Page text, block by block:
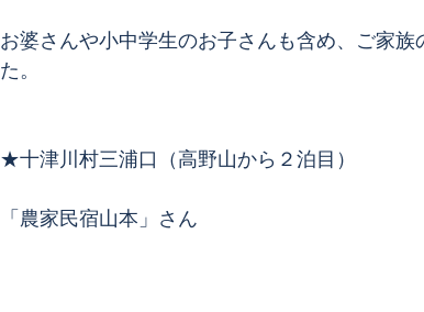
お婆さんや小中学生のお子さんも含め、ご家
た。
★十津川村三浦口（高野山から２泊目）
「農家民宿山本」さん